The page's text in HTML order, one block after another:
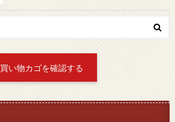
買い物カゴを確認する